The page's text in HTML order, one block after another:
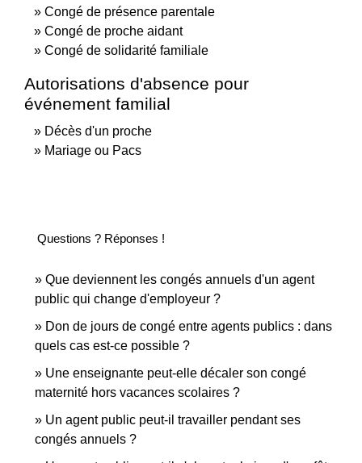
Congé de présence parentale
Congé de proche aidant
Congé de solidarité familiale
Autorisations d'absence pour
événement familial
Décès d'un proche
Mariage ou Pacs
Questions ? Réponses !
Que deviennent les congés annuels d'un agent
public qui change d'employeur ?
Don de jours de congé entre agents publics : dans
quels cas est-ce possible ?
Une enseignante peut-elle décaler son congé
maternité hors vacances scolaires ?
Un agent public peut-il travailler pendant ses
congés annuels ?